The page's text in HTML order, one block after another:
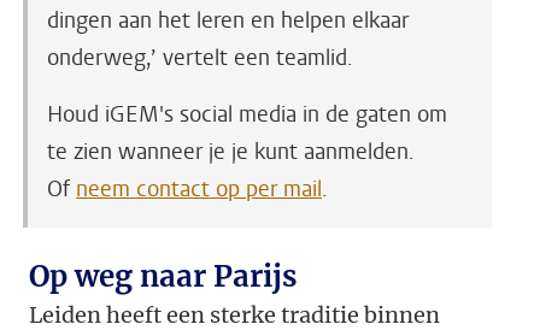
dingen aan het leren en helpen elkaar
onderweg,’ vertelt een teamlid.
Houd iGEM's social media in de gaten om
te zien wanneer je je kunt aanmelden.
Of neem contact op per mail.
Op weg naar Parijs
Leiden heeft een sterke traditie binnen